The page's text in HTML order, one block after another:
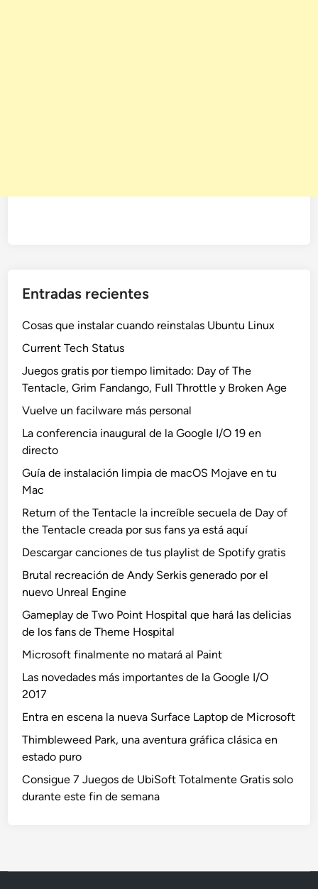
Entradas recientes
Cosas que instalar cuando reinstalas Ubuntu Linux
Current Tech Status
Juegos gratis por tiempo limitado: Day of The
Tentacle, Grim Fandango, Full Throttle y Broken Age
Vuelve un facilware más personal
La conferencia inaugural de la Google I/O 19 en
directo
Guía de instalación limpia de macOS Mojave en tu
Mac
Return of the Tentacle la increíble secuela de Day of
the Tentacle creada por sus fans ya está aquí
Descargar canciones de tus playlist de Spotify gratis
Brutal recreación de Andy Serkis generado por el
nuevo Unreal Engine
Gameplay de Two Point Hospital que hará las delicias
de los fans de Theme Hospital
Microsoft finalmente no matará al Paint
Las novedades más importantes de la Google I/O
2017
Entra en escena la nueva Surface Laptop de Microsoft
Thimbleweed Park, una aventura gráfica clásica en
estado puro
Consigue 7 Juegos de UbiSoft Totalmente Gratis solo
durante este fin de semana